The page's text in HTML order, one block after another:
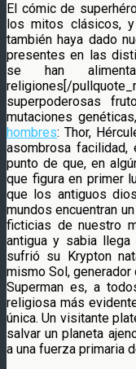
El cómic de
los mitos clásicos,
también haya dado
presentes en las
se han
religiones[/
superpoderosas
mutaciones
hombres: Thor,
asombrosa facilidad,
punto de que, en
que figura en primer
que los antiguos
mundos encuentran
ficticias de nuestro
antigua y sabia
sufrió su Krypton
mismo Sol, generador
Superman es, a
religiosa más
única. Un visitante
salvar un planeta
a una fuerza primaria